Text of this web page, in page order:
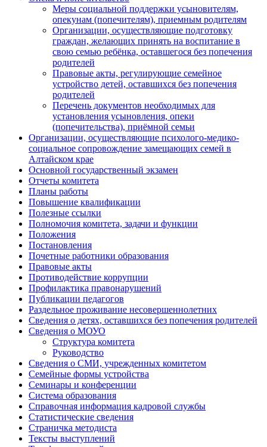
Меры социальной поддержки усыновителям,
опекунам (попечителям), приемным родителям
Организации, осуществляющие подготовку
граждан, желающих принять на воспитание в
свою семью ребёнка, оставшегося без попечения
родителей
Правовые акты, регулирующие семейное
устройство детей, оставшихся без попечения
родителей
Перечень документов необходимых для
установления усыновления, опеки
(попечительства), приёмной семьи
Организации, осуществляющие психолого-медико-
социальное сопровождение замещающих семей в
Алтайском крае
Основной государственный экзамен
Отчеты комитета
Планы работы
Повышение квалификации
Полезные ссылки
Полномочия комитета, задачи и функции
Положения
Постановления
Почетные работники образования
Правовые акты
Противодействие коррупции
Профилактика правонарушений
Публикации педагогов
Раздельное проживание несовершеннолетних
Сведения о детях, оставшихся без попечения родителей
Сведения о МОУО
Структура комитета
Руководство
Сведения о СМИ, учрежденных комитетом
Семейные формы устройства
Семинары и конференции
Система образования
Справочная информация кадровой службы
Статистические сведения
Страничка методиста
Тексты выступлений